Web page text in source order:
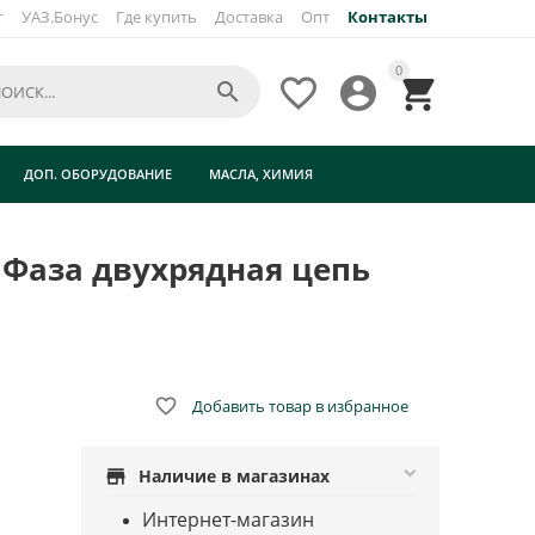
УАЗ.Бонус Где купить Доставка Опт Контакты
0




ДОП. ОБОРУДОВАНИЕ МАСЛА, ХИМИЯ
двухрядная цепь
 Добавить товар в избранное
store Наличие в магазинах
Интернет-магазин